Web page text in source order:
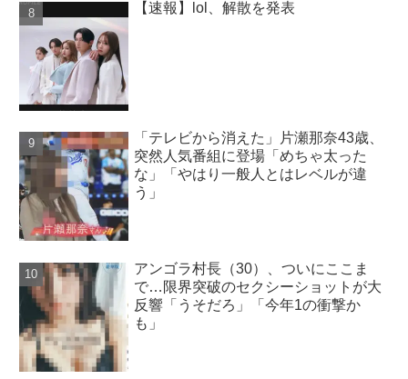
【速報】lol、解散を発表
「テレビから消えた」片瀬那奈43歳、
突然人気番組に登場「めちゃ太った
な」「やはり一般人とはレベルが違
う」
アンゴラ村長（30）、ついにここま
で…限界突破のセクシーショットが大
反響「うそだろ」「今年1の衝撃か
も」